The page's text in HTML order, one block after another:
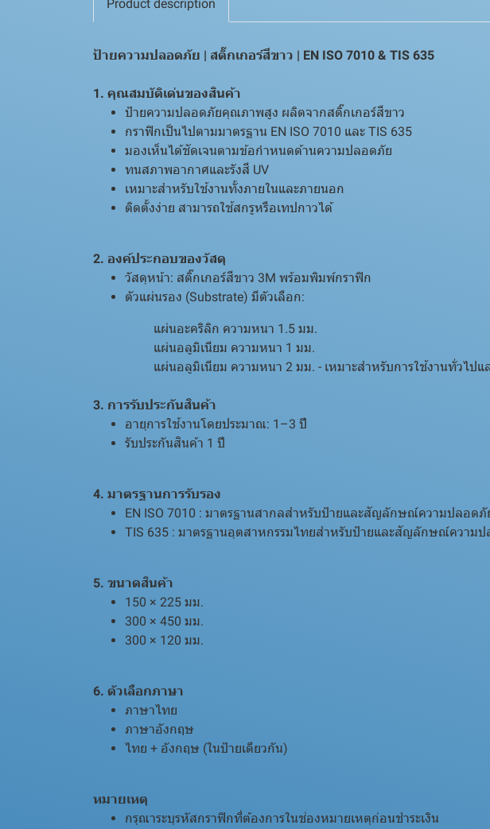
Product description
ป้ายความปลอดภัย | สติ๊กเกอร์สีขาว | EN ISO 7010 & TIS 635
1. คุณสมบัติเด่นของสินค้า
ป้ายความปลอดภัยคุณภาพสูง ผลิตจากสติ๊กเกอร์สีขาว
กราฟิกเป็นไปตามมาตรฐาน EN ISO 7010 และ TIS 635
มองเห็นได้ชัดเจนตามข้อกำหนดด้านความปลอดภัย
ทนสภาพอากาศและรังสี UV
เหมาะสำหรับใช้งานทั้งภายในและภายนอก
ติดตั้งง่าย สามารถใช้สกรูหรือเทปกาวได้
2. องค์ประกอบของวัสดุ
วัสดุหน้า: สติ๊กเกอร์สีขาว 3M พร้อมพิมพ์กราฟิก
ตัวแผ่นรอง (Substrate) มีตัวเลือก:
แผ่นอะคริลิก ความหนา 1.5 มม.
แผ่นอลูมิเนียม ความหนา 1 มม.
แผ่นอลูมิเนียม ความหนา 2 มม. - เหมาะสำหรับการใช้งานทั่วไปแล
3. การรับประกันสินค้า
อายุการใช้งานโดยประมาณ: 1–3 ปี
รับประกันสินค้า 1 ปี
4. มาตรฐานการรับรอง
EN ISO 7010 : มาตรฐานสากลสำหรับป้ายและสัญลักษณ์ความปลอดภั
TIS 635 : มาตรฐานอุตสาหกรรมไทยสำหรับป้ายและสัญลักษณ์ความ
5. ขนาดสินค้า
150 × 225 มม.
300 × 450 มม.
300 × 120 มม.
6. ตัวเลือกภาษา
ภาษาไทย
ภาษาอังกฤษ
ไทย + อังกฤษ (ในป้ายเดียวกัน)
หมายเหตุ
กรุณาระบุรหัสกราฟิกที่ต้องการในช่องหมายเหตุก่อนชำระเงิน